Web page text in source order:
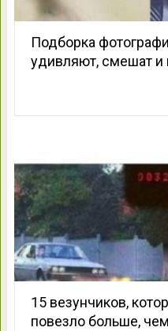
Подборка
удивляют, смешат и
15 везунчиков,
повезло больше,